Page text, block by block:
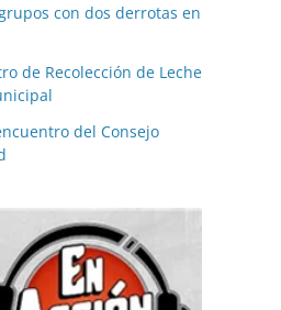
con dos derrotas en
de Recolección de Leche
del Consejo